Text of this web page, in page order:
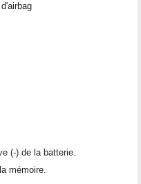
(-) de la batterie.
mémoire.